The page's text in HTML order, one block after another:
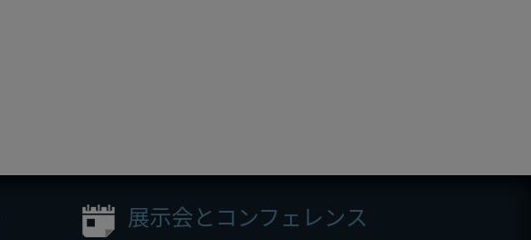
展示会とコンフェレンス